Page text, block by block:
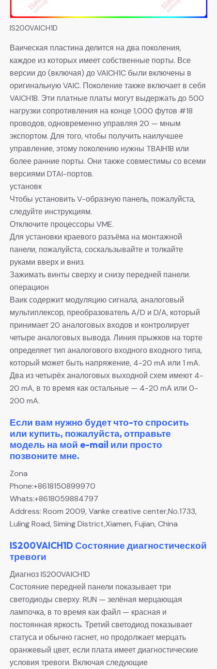
IS200VAICH1D
Ваическая пластина делится на два поколения,
каждое из которых имеет собственные порты. Все
версии до (включая) до VAICH1C были включены в
оригинальную VAIC. Поколение также включает в себя
VAICH1B. Эти платные платы могут выдержать до 500
нагрузки сопротивления на конце 1,000 футов #18
проводов, одновременно управляя 20 — мным
экспортом. Для того, чтобы получить наилучшее
управление, этому поколению нужны TBAIH1B или
более ранние порты. Они также совместимы со всеми
версиями DTAI-портов.
установк
Чтобы установить V-образную панель, пожалуйста,
следуйте инструкциям.
Отключите процессоры VME.
Для установки краевого разъёма на монтажной
панели, пожалуйста, соскальзывайте и толкайте
руками вверх и вниз.
Зажимать винты сверху и снизу передней панели.
операцион
Ваик содержит модуляцию сигнала, аналоговый
мультиплексор, преобразователь A/D и D/A, который
принимает 20 аналоговых входов и контролирует
четыре аналоговых вывода. Линия прыжков на торте
определяет тип аналогового входного входного типа,
который может быть напряжение, 4-20 mA или 1 mA.
Два из четырёх аналоговых выходной схем имеют 4-
20 mA, в то время как остальные — 4-20 mA или 0-
200 mA.
Если вам нужно будет что-то спросить
или купить, пожалуйста, отправьте
модель на мой e-mail или просто
позвоните мне.
Zona
Phone:+8618150899970
Whats:+8618059884797
Address: Room 2009, Vanke creative center,No.1733,
Luling Road, Siming District,Xiamen, Fujian, China
IS200VAICH1D Состояние диагностической
тревоги
Диагноз IS200VAICH1D
Состояние передней панели показывает три
светодиоды сверху. RUN — зелёная мерцающая
лампочка, в то время как файл — красная и
постоянная яркость. Третий светодиод показывает
статуса и обычно гаснет, но продолжает мерцать
оранжевый цвет, если плата имеет диагностические
условия тревоги. Включая следующие